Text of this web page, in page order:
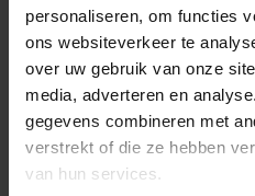
personaliseren, om functies
ons websiteverkeer te
over uw gebruik van onze
media, adverteren en
gegevens combineren met
verstrekt of die ze hebben
van hun services.
Binnen 1
Opdrachtgevers over